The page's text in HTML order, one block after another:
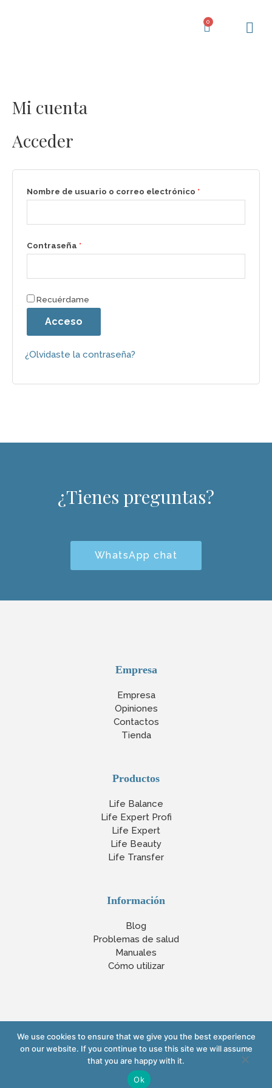
0
Carrito
Mi cuenta
Acceder
Nombre de usuario o correo electrónico *
Contraseña *
Obligatorio
Recuérdame
Acceso
¿Olvidaste la contraseña?
¿Tienes preguntas?
WhatsApp chat
Empresa
Empresa
Opiniones
Contactos
Tienda
Productos
Life Balance
Life Expert Profi
Life Expert
Life Beauty
Life Transfer
Información
Blog
Problemas de salud
Manuales
Cómo utilizar
Copyright © 2021 www.yourlifexpert.com
Powered by www.minttolocal.com
We use cookies to ensure that we give you the best experience
on our website. If you continue to use this site we will assume
that you are happy with it.
Ok